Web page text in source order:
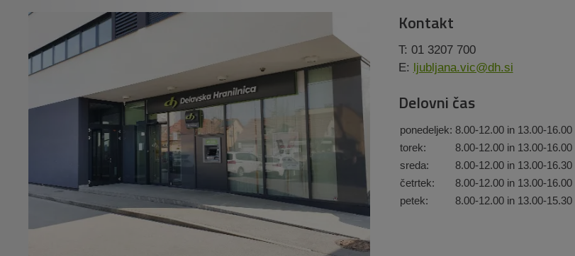
Kontakt
T: 01 3207 700
E: ljubljana.vic@dh.si
Delovni čas
ponedeljek: 8.00-12.00 in 13.00-16.00
torek:
8.00-12.00 in 13.00-16.00
sreda:
8.00-12.00 in 13.00-16.30
četrtek:
8.00-12.00 in 13.00-16.00
petek:
8.00-12.00 in 13.00-15.30